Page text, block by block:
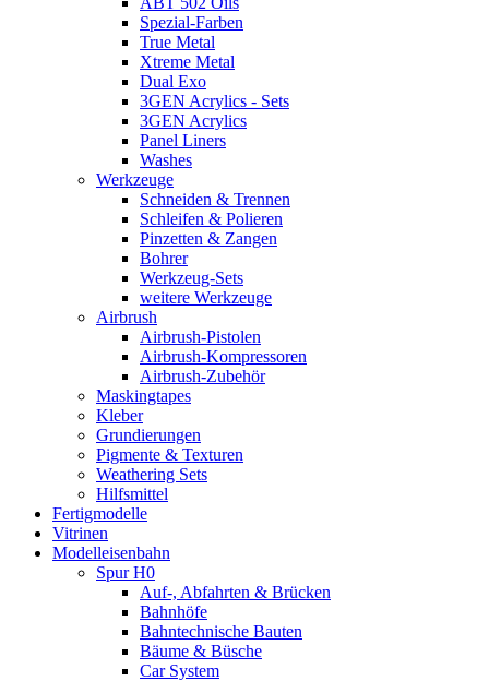
Spezial-Farben
True Metal
Xtreme Metal
Dual Exo
3GEN Acrylics - Sets
3GEN Acrylics
Panel Liners
Washes
Werkzeuge
Schneiden & Trennen
Schleifen & Polieren
Pinzetten & Zangen
Bohrer
Werkzeug-Sets
weitere Werkzeuge
Airbrush
Airbrush-Pistolen
Airbrush-Kompressoren
Airbrush-Zubehör
Maskingtapes
Kleber
Grundierungen
Pigmente & Texturen
Weathering Sets
Hilfsmittel
Fertigmodelle
Vitrinen
Modelleisenbahn
Spur H0
Auf-, Abfahrten & Brücken
Bahnhöfe
Bahntechnische Bauten
Bäume & Büsche
Car System